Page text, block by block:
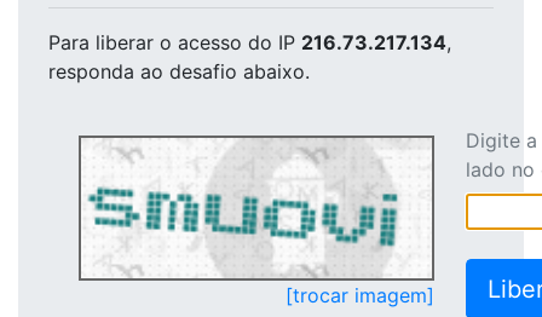
Para liberar o acesso do IP 216.73.217.134,
responda ao desafio abaixo.
[trocar imagem]
Digite
lado no